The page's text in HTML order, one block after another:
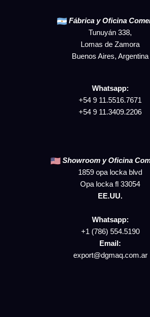
Fábrica y Oficina
Tunuyán 338,
Lomas de Zamora
Buenos Aires, Argentina
Whatsapp:
+54 9 11.5516.7671
+54 9 11.3409.2206
Showroom y Oficina
1859 opa locka blvd
Opa locka fl 33054
EE.UU.
Whatsapp:
+1 (786) 554.5190
Email:
export@dgmaq.com.ar